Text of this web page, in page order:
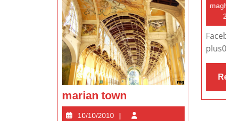
marian town
town
10/10/2010
10/10/2010